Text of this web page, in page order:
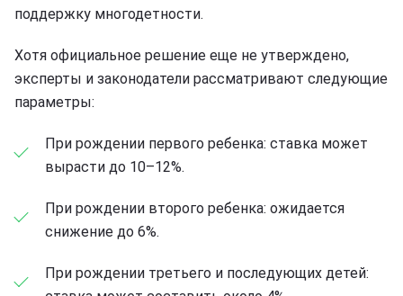
поддержку многодетности.
Хотя официальное решение еще не утверждено,
эксперты и законодатели рассматривают следующие
параметры:
При рождении первого ребенка: ставка может
вырасти до 10–12%.
При рождении второго ребенка: ожидается
снижение до 6%.
При рождении третьего и последующих детей: